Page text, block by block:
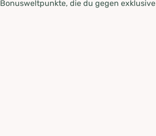
Bonusweltpunkte, die du gegen exklusive